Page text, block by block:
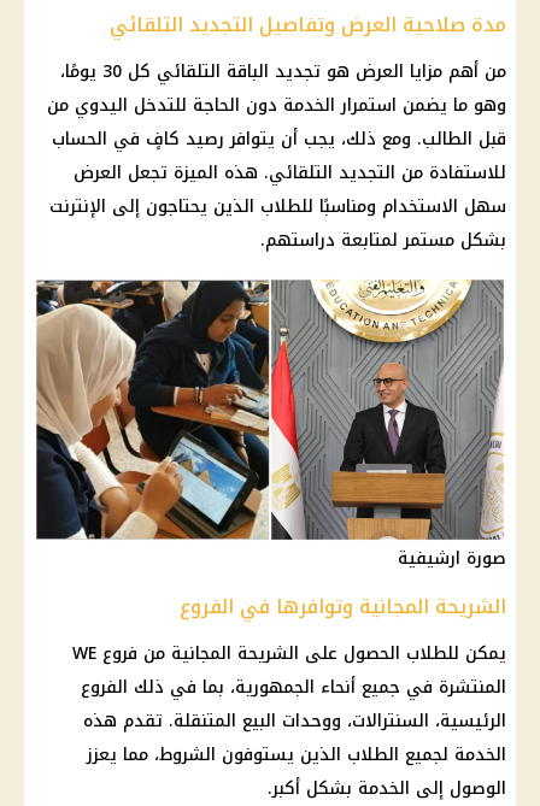
مدة صلاحية العرض وتفاصيل التجديد التلقائي
من أهم مزايا العرض هو تجديد الباقة التلقائي كل 30 يومًا،
وهو ما يضمن استمرار الخدمة دون الحاجة للتدخل اليدوي من
قبل الطالب. ومع ذلك، يجب أن يتوافر رصيد كافٍ في الحساب
للاستفادة من التجديد التلقائي. هذه الميزة تجعل العرض
سهل الاستخدام ومناسبًا للطلاب الذين يحتاجون إلى الإنترنت
بشكل مستمر لمتابعة دراستهم.
صورة ارشيفية
الشريحة المجانية وتوافرها في الفروع
يمكن للطلاب الحصول على الشريحة المجانية من فروع WE
المنتشرة في جميع أنحاء الجمهورية، بما في ذلك الفروع
الرئيسية، السنترالات، ووحدات البيع المتنقلة. تقدم هذه
الخدمة لجميع الطلاب الذين يستوفون الشروط، مما يعزز
الوصول إلى الخدمة بشكل أكبر.